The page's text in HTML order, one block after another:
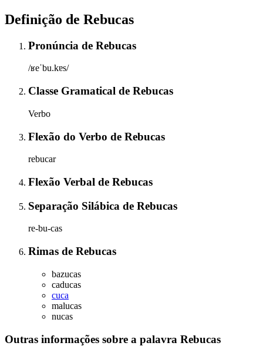
Definição de Rebucas
Pronúncia de Rebucas
/ʁeˈbu.kɐs/
Classe Gramatical de Rebucas
Verbo
Flexão do Verbo de Rebucas
rebucar
Flexão Verbal de Rebucas
Separação Silábica de Rebucas
re-bu-cas
Rimas de Rebucas
bazucas
caducas
cuca
malucas
nucas
Outras informações sobre a palavra Rebucas